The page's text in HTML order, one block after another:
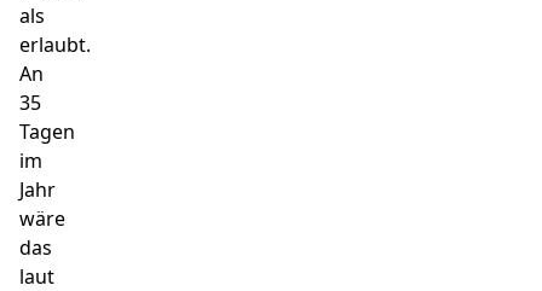
als
erlaubt.
An
35
Tagen
im
Jahr
wäre
das
laut